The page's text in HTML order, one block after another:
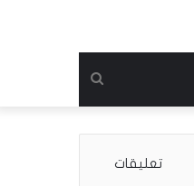
عن
تعليقات